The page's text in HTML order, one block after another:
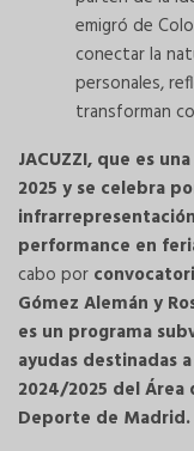
emigró de
conectar la
personales,
transforman
JACUZZI, que es
2025 y se celebra
performance en
cabo por
Gómez Alemán y
es un programa
ayudas destinadas
2024/2025 del
Deporte de Madrid.